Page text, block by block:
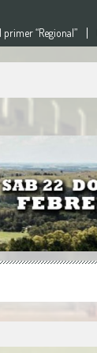
primer “Regional”